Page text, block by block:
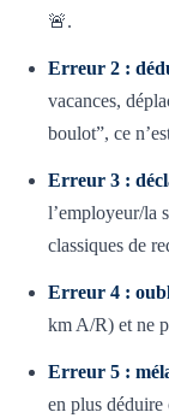
🚨.
Erreur 2 :
vacances,
boulot”, ce
Erreur 3 :
l’employeur/la
classiques de
Erreur 4 :
km A/R) et ne
Erreur 5 :
en plus déduire